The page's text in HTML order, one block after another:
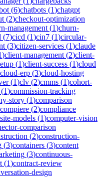
(6)chatbots (1)chatgpt
(2)checkout-optimization
management (1)churn-
(7)cicd (1)cin7 (1)circular-
(3)citizen-services (1)claude
)client-management (2)client-
(1)client-success (1)cloud
cloud-erp (3)cloud-hosting
(1)clv (2)cmms (1)cohort-
(1)commission-tracking
story (1)comparison
compiere (2)compliance
models (1)computer-vision
comparison
(2)construction-
(3)containers (3)content
(3)continuous-
(1)contract-review
design